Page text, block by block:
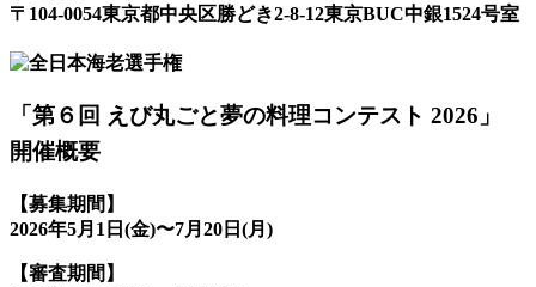
〒104-0054東京都中央区勝どき2-8-12東京BUC中銀1524号室
「第６回 えび丸ごと夢の料理コンテスト 2026」
開催概要
【募集期間】
2026年5月1日(金)〜7月20日(月)
【審査期間】